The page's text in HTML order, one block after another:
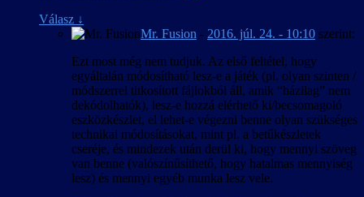
Válasz ↓
Mr. Fusion - 2016. júl. 24. - 10:10 szerint:
Ezt most még nem tudjuk. Az első feltétel, hogy
egyáltalán módosítható lesz-e a játék (pl. olyan szinten /
módszerrel titkosított fájlokból áll, amik “házilag” nem
dekódolhatók), lesz-e hozzá elérhető ki/becsomagoló
eszközkészlet, el lehet-e végezni benne olyan szükséges
technikai módosításokat, mint pl. a betűkészletek
cseréje, és mindezek után derül ki, hogy mennyi szöveg
van benne (valószínűsíthető, hogy hatalmas mennyiség
lesz) és mennyi egyéb munka lesz vele.